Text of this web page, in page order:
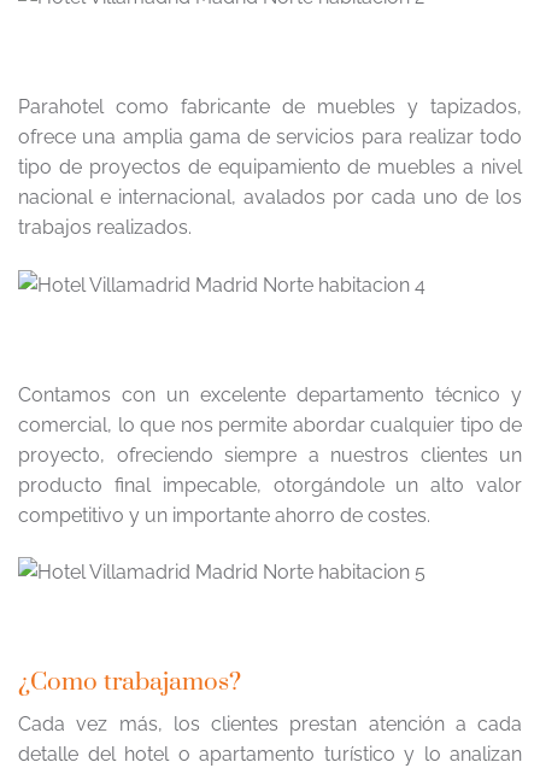
Parahotel como fabricante de muebles y tapizados,
ofrece una amplia gama de servicios para realizar todo
tipo de proyectos de equipamiento de muebles a nivel
nacional e internacional, avalados por cada uno de los
trabajos realizados.
Contamos con un excelente departamento técnico y
comercial, lo que nos permite abordar cualquier tipo de
proyecto, ofreciendo siempre a nuestros clientes un
producto final impecable, otorgándole un alto valor
competitivo y un importante ahorro de costes.
¿Como trabajamos?
Cada vez más, los clientes prestan atención a cada
detalle del hotel o apartamento turístico y lo analizan